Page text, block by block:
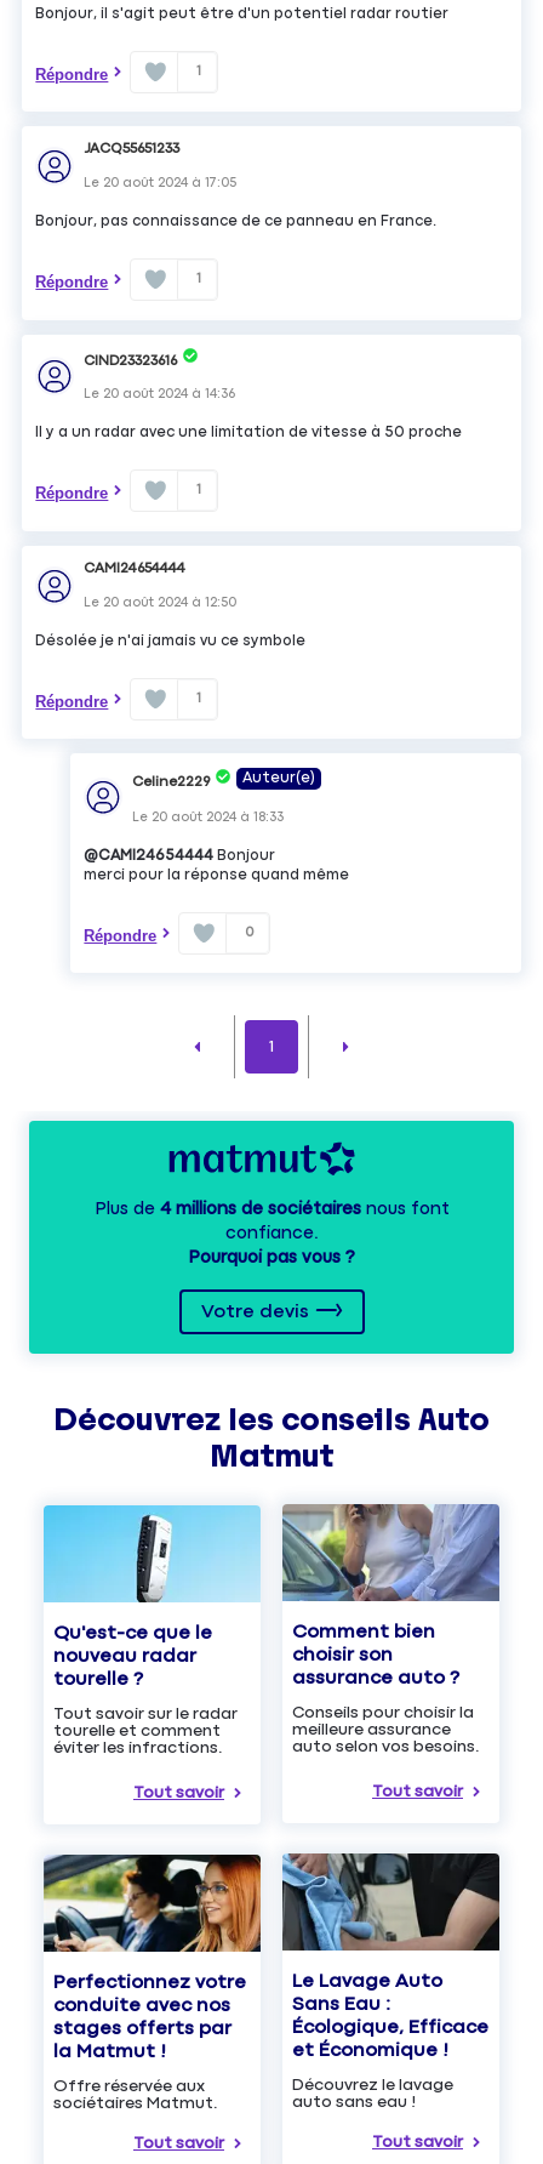
Bonjour, il s'agit peut être d'un potentiel radar routier
Répondre 1
JACQ55651233
Le 20 août 2024 à17:05
Bonjour, pas connaissance de ce panneau en France.
Répondre 1
CIND23323616
Le 20 août 2024 à14:36
Il y a un radar avec une limitation de vitesse à 50 proche
Répondre 1
CAMI24654444
Le 20 août 2024 à12:50
Désolée je n'ai jamais vu ce symbole
Répondre 1
Celine2229 Auteur(e)
Le 20 août 2024 à18:33
@CAMI24654444 Bonjour
merci pour la réponse quand même
Répondre 0
1
Plus de 4 millions de sociétairesnous font
confiance.
Pourquoi pas vous ?
Votre devis
Découvrez les conseils Auto
Matmut
Qu'est-ce que le
nouveau radar
tourelle ?
Tout savoir sur le radar
tourelle et comment
éviter les infractions.
Tout savoir
Comment bien
choisir son
assurance auto ?
Conseils pour choisir la
meilleure assurance
auto selon vos besoins.
Tout savoir
Perfectionnez votre
conduite avec nos
stages offerts par
la Matmut !
Offre réservée aux
sociétaires Matmut.
Tout savoir
Le Lavage Auto
Sans Eau :
Écologique, Efficace
et Économique !
Découvrez le lavage
auto sans eau !
Tout savoir